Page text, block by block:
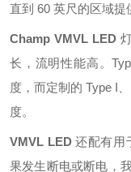
直到 60 英尺的区域提
Champ VMVL LED
长，流明性能高。
度，而定制的 Type I
度。
VMVL LED还配有用
果发生断电或断电，